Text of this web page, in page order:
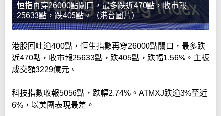
恒指再穿26000點關口，最多跌近470點，收市報
25633點，跌405點。（港台圖片）
港股回吐逾400點，恒生指數再穿26000點關口，最多跌
近470點，收市報25633點，跌405點，跌幅1.56%。主板
成交額3229億元。
科技指數收報5056點，跌幅2.74%。ATMXJ跌逾3%至近
6%，以美團表現最差。